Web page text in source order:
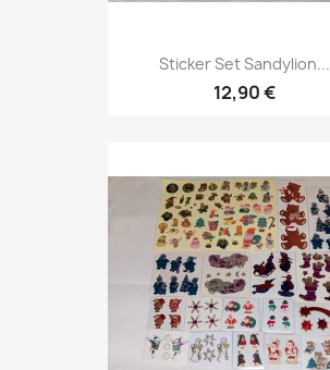
Sticker Set Sandylion...
12,90 €